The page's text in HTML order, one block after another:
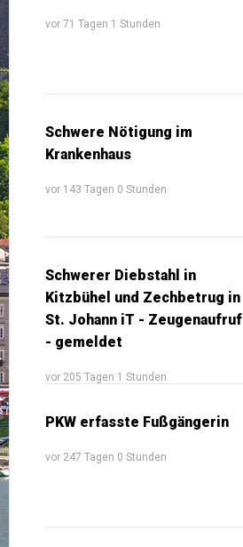
vor 71 Tagen 1 Stunden
Schwere Nötigung im
Krankenhaus
vor 143 Tagen 0 Stunden
Schwerer Diebstahl in
Kitzbühel und Zechbetrug in
St. Johann iT - Zeugenaufruf
- gemeldet
vor 205 Tagen 1 Stunden
PKW erfasste Fußgängerin
vor 247 Tagen 0 Stunden